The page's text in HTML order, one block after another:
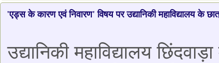
'एड्स के कारण एवं निवारण' विषय पर उद्यानिकी महाविद्यालय के
उद्यानिकी महाविद्यालय